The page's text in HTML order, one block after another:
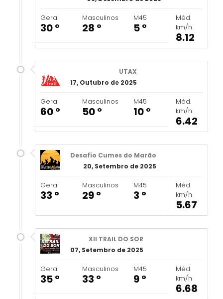
Geral
30 º
Masculinos
28 º
M45
5 º
Méd.
km/h
8.12
UTAX
17, Outubro de 2025
Geral
60 º
Masculinos
50 º
M45
10 º
Méd.
km/h
6.42
Desafio Cumes do Marão
20, Setembro de 2025
Geral
33 º
Masculinos
29 º
M45
3 º
Méd.
km/h
5.67
XII TRAIL DO SOR
07, Setembro de 2025
Geral
35 º
Masculinos
33 º
M45
9 º
Méd.
km/h
6.68